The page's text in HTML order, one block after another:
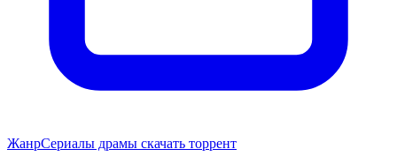
ЖанрСериалы драмы скачать торрент